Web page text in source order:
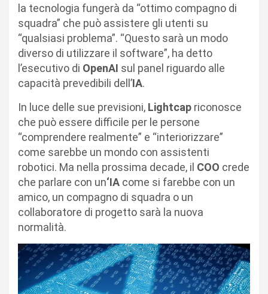
la tecnologia fungerà da “ottimo compagno di
squadra” che può assistere gli utenti su
“qualsiasi problema”. “Questo sarà un modo
diverso di utilizzare il software”, ha detto
l’esecutivo di OpenAI sul panel riguardo alle
capacità prevedibili dell’IA.
In luce delle sue previsioni, Lightcap riconosce
che può essere difficile per le persone
“comprendere realmente” e “interiorizzare”
come sarebbe un mondo con assistenti
robotici. Ma nella prossima decade, il COO crede
che parlare con un‘IA come si farebbe con un
amico, un compagno di squadra o un
collaboratore di progetto sarà la nuova
normalità.